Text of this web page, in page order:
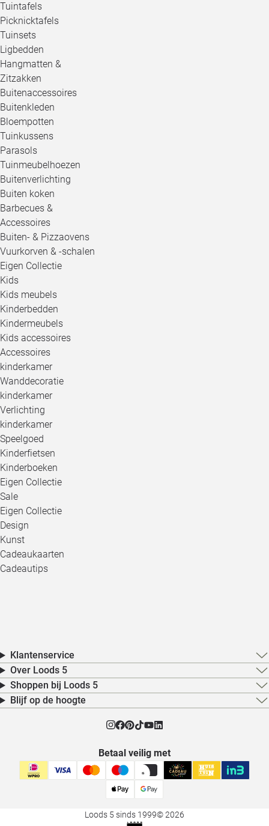
Tuintafels
Picknicktafels
Tuinsets
Ligbedden
Hangmatten &
Zitzakken
Buitenaccessoires
Buitenkleden
Bloempotten
Tuinkussens
Parasols
Tuinmeubelhoezen
Buitenverlichting
Buiten koken
Barbecues &
Accessoires
Buiten- & Pizzaovens
Vuurkorven & -schalen
Eigen Collectie
Kids
Kids meubels
Kinderbedden
Kindermeubels
Kids accessoires
Accessoires
kinderkamer
Wanddecoratie
kinderkamer
Verlichting
kinderkamer
Speelgoed
Kinderfietsen
Kinderboeken
Eigen Collectie
Sale
Eigen Collectie
Design
Kunst
Cadeaukaarten
Cadeautips
Klantenservice
Over Loods 5
Shoppen bij Loods 5
Blijf op de hoogte
Betaal veilig met
Loods 5 sinds 1999© 2026